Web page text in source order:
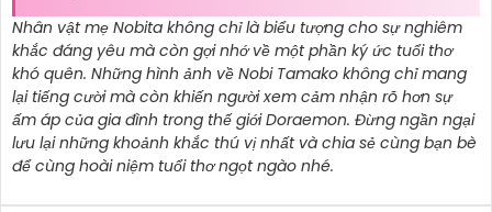
Nhân vật mẹ Nobita không chỉ là biểu tượng cho sự nghiêm
khắc đáng yêu mà còn gợi nhớ về một phần ký ức tuổi thơ
khó quên. Những hình ảnh về Nobi Tamako không chỉ mang
lại tiếng cười mà còn khiến người xem cảm nhận rõ hơn sự
ấm áp của gia đình trong thế giới Doraemon. Đừng ngần ngại
lưu lại những khoảnh khắc thú vị nhất và chia sẻ cùng bạn bè
để cùng hoài niệm tuổi thơ ngọt ngào nhé.